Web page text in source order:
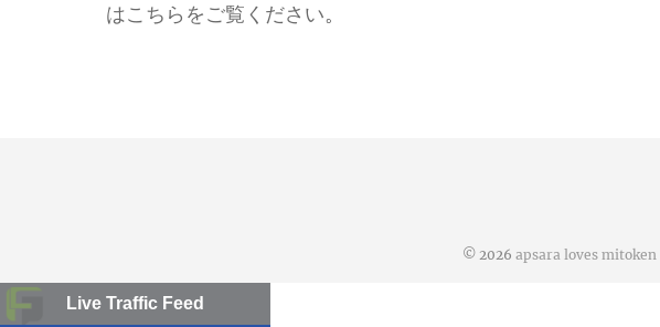
はこちらをご覧ください。
© 2026 apsara loves mitoken
Live Traffic Feed